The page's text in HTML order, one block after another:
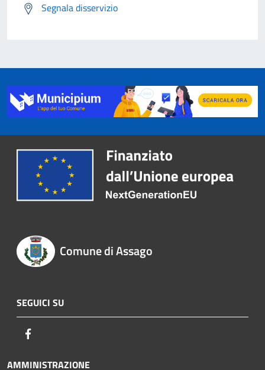
Segnala disservizio
Comune di Assago
SEGUICI SU
AMMINISTRAZIONE